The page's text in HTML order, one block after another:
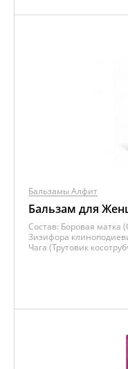
Бальзамы Алфит
Бальзам для
Состав: Боровая матка
Зизифора
Чага (Трутовик